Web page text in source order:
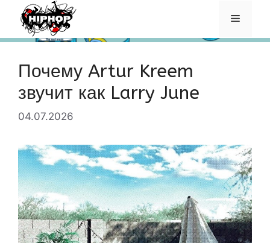
Перейти
содержимому
Меню
Почему Artur Kreem
звучит как Larry June
04.07.2026